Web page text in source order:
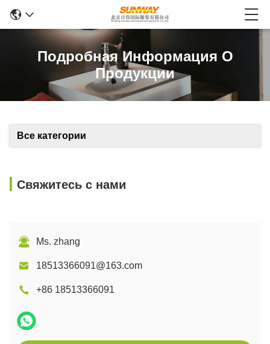
Подробная Информация О
Продукции
Все категории
Свяжитесь с нами
Ms. zhang
18513366091@163.com
+86 18513366091